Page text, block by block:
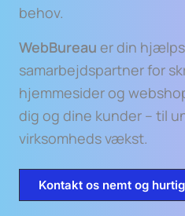
behov.
WebBureau er din
samarbejdspartner for
hjemmesider og
dig og dine kunder – til
virksomheds vækst.
Kontakt os nemt og